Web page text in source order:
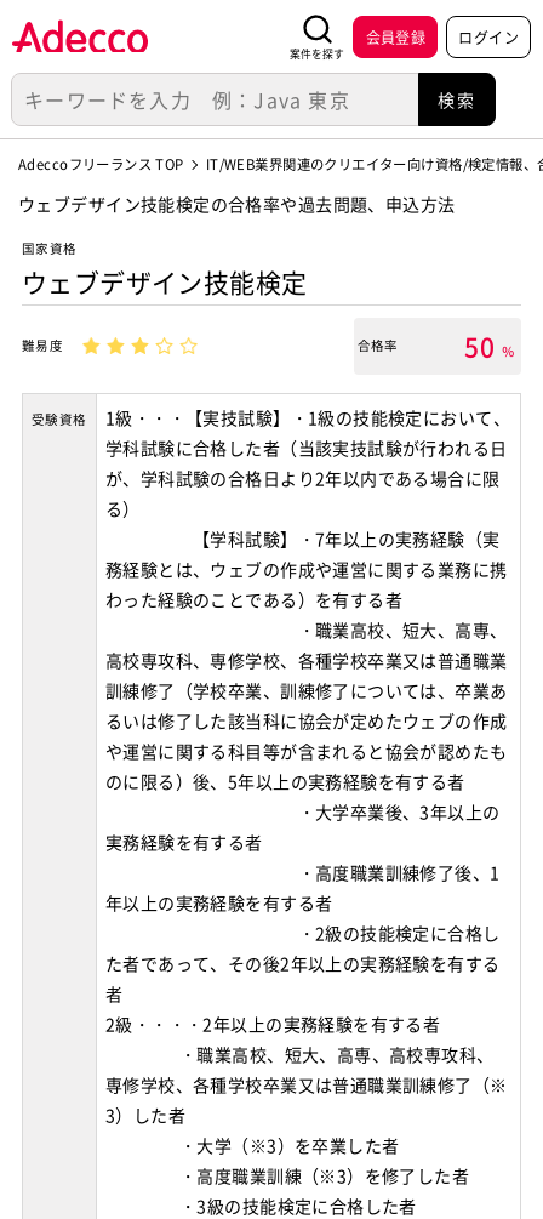
案件を探す
会員登録 ログイン
Adeccoフリーランス TOP IT/WEB業界関連のクリエイター向け資格/検定情報、
ウェブデザイン技能検定の合格率や過去問題、申込方法
国家資格
ウェブデザイン技能検定
難易度 合格率 50 ％
受験資格
1級・・・【実技試験】・1級の技能検定において、
学科試験に合格した者（当該実技試験が行われる日
が、学科試験の合格日より2年以内である場合に限
る）
【学科試験】・7年以上の実務経験（実
務経験とは、ウェブの作成や運営に関する業務に携
わった経験のことである）を有する者
・職業高校、短大、高専、
高校専攻科、専修学校、各種学校卒業又は普通職業
訓練修了（学校卒業、訓練修了については、卒業あ
るいは修了した該当科に協会が定めたウェブの作成
や運営に関する科目等が含まれると協会が認めたも
のに限る）後、5年以上の実務経験を有する者
・大学卒業後、3年以上の
実務経験を有する者
・高度職業訓練修了後、1
年以上の実務経験を有する者
・2級の技能検定に合格し
た者であって、その後2年以上の実務経験を有する
者
2級・・・・2年以上の実務経験を有する者
・職業高校、短大、高専、高校専攻科、
専修学校、各種学校卒業又は普通職業訓練修了（※
3）した者
・大学（※3）を卒業した者
・高度職業訓練（※3）を修了した者
・3級の技能検定に合格した者